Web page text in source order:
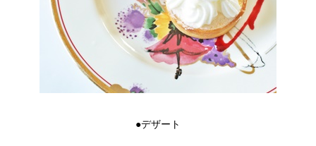
●デザート